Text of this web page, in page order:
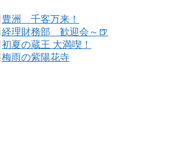
豊洲 千客万来！
経理財務部 歓迎会～🍺
初夏の蔵王 大満喫！
梅雨の紫陽花寺